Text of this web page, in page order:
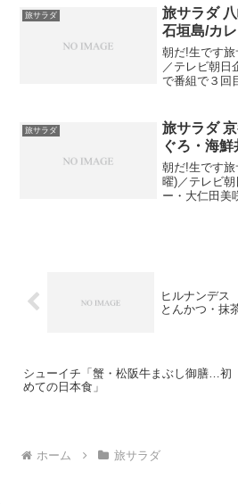
へ！マングロ
険▼ 思い出...
旅サラダ
旅サラダ
石垣島/カ
朝だ!生です
／テレビ朝日
で番組で３回
海にダイビン
分ほ...
旅サラダ
旅サラダ
ぐろ・海
朝だ!生です
曜)／テレビ
ー・大仁田美
ヒルナンデス
とんかつ・抹
シューイチ「蟹・松阪牛まぶし御膳…初
めての日本食」
ホーム 旅サラダ